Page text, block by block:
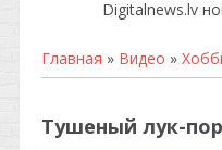
Digitalnews.lv
Главная » Видео »
Тушеный лук-